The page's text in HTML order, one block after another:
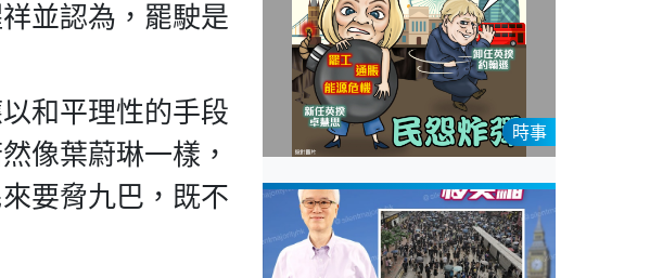
並認為，罷駛是
和平理性的手段
像葉蔚琳一樣，
要脅九巴，既不
時事